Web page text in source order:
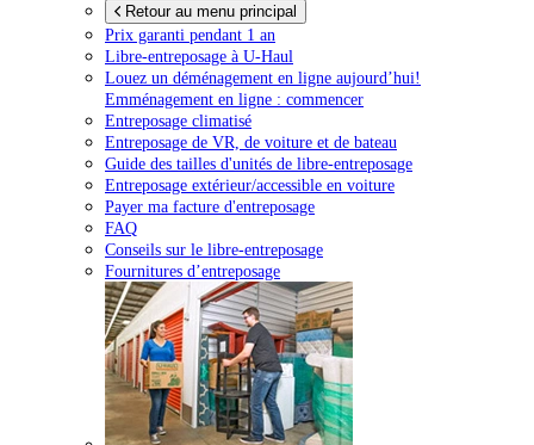
Retour au menu principal
Prix garanti pendant 1 an
Libre-entreposage à U-Haul
Louez un déménagement en ligne aujourd’hui!
Emménagement en ligne : commencer
Entreposage climatisé
Entreposage de VR, de voiture et de bateau
Guide des tailles d'unités de libre-entreposage
Entreposage extérieur/accessible en voiture
Payer ma facture d'entreposage
FAQ
Conseils sur le libre-entreposage
Fournitures d’entreposage